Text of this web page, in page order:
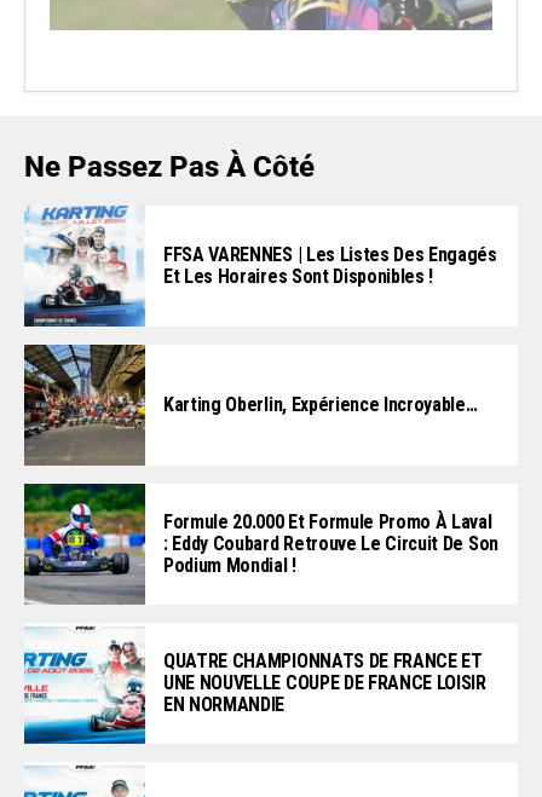
Ne Passez Pas À Côté
FFSA VARENNES | Les Listes Des Engagés
Et Les Horaires Sont Disponibles !
Karting Oberlin, Expérience Incroyable…
Formule 20.000 Et Formule Promo À Laval
: Eddy Coubard Retrouve Le Circuit De Son
Podium Mondial !
QUATRE CHAMPIONNATS DE FRANCE ET
UNE NOUVELLE COUPE DE FRANCE LOISIR
EN NORMANDIE